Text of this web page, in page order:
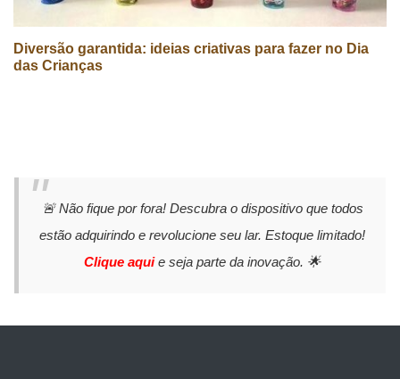
Diversão garantida: ideias criativas para fazer no Dia
das Crianças
🚨 Não fique por fora! Descubra o dispositivo que todos
estão adquirindo e revolucione seu lar. Estoque limitado!
Clique aquie seja parte da inovação. 🌟